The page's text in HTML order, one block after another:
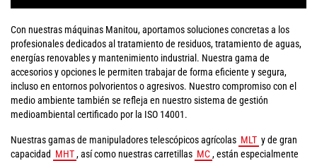
Con nuestras máquinas Manitou, aportamos soluciones concretas a los
profesionales dedicados al tratamiento de residuos, tratamiento de aguas,
energías renovables y mantenimiento industrial. Nuestra gama de
accesorios y opciones le permiten trabajar de forma eficiente y segura,
incluso en entornos polvorientos o agresivos. Nuestro compromiso con el
medio ambiente también se refleja en nuestro sistema de gestión
medioambiental certificado por la ISO 14001.
Nuestras gamas de manipuladores telescópicos agrícolas MLT y de gran
capacidad MHT, así como nuestras carretillas MC, están especialmente